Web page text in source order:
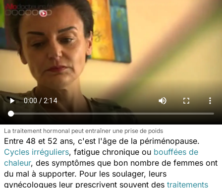
La traitement hormonal peut entraîner une prise de poids
Entre 48 et 52 ans, c'est l'âge de la périménopause.
Cycles irréguliers, fatigue chronique ou bouffées de
chaleur, des symptômes que bon nombre de femmes ont
du mal à supporter. Pour les soulager, leurs
gynécologues leur prescrivent souvent des traitements